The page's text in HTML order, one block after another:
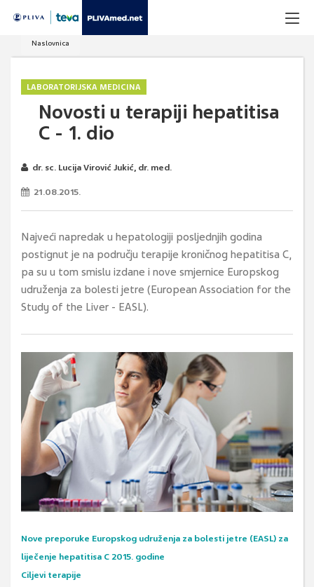
Naslovnica
LABORATORIJSKA MEDICINA
Novosti u terapiji hepatitisa
C - 1. dio
dr. sc. Lucija Virović Jukić, dr. med.
21.08.2015.
Najveći napredak u hepatologiji posljednjih godina
postignut je na području terapije kroničnog hepatitisa C,
pa su u tom smislu izdane i nove smjernice Europskog
udruženja za bolesti jetre (European Association for the
Study of the Liver - EASL).
Nove preporuke Europskog udruženja za bolesti jetre (EASL) za
liječenje hepatitisa C 2015. godine
Ciljevi terapije